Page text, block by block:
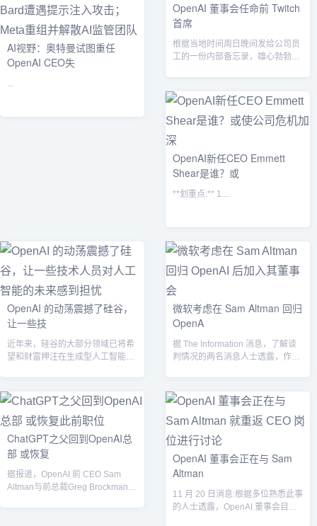
AI视野：奥特曼试图重任
OpenAI CEO失
...
OpenAI 董事会任命前 Twitch
首席
根据当地时间周日晚间发给公司员
工的一份内部备忘录，雄心勃勃的
OpenAI新任CEO Emmett
Shear是谁？或
**划重点:** 1....
OpenAI 的动荡震撼了硅谷，
让一些技
近年来，硅谷的大部分领域已将希
望和财富押注在生成型人工智能技
微软考虑在 Sam Altman 回归
OpenA
据 The Information 消息，了解谈
判情况的两名消息人士透露，作为
ChatGPT之父回到OpenAI总
部 或恢复
据报道，OpenAI 前 CEO Sam
Altman与前总裁Greg Brockman在
OpenAI 董事会正在与 Sam
Altman
11 月 20 日消息:根据多位熟悉此事
的人士透露，OpenAI 董事会目前